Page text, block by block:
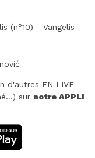
(n°10) - Vangelis
d'autres EN LIVE
sur notre APPLI